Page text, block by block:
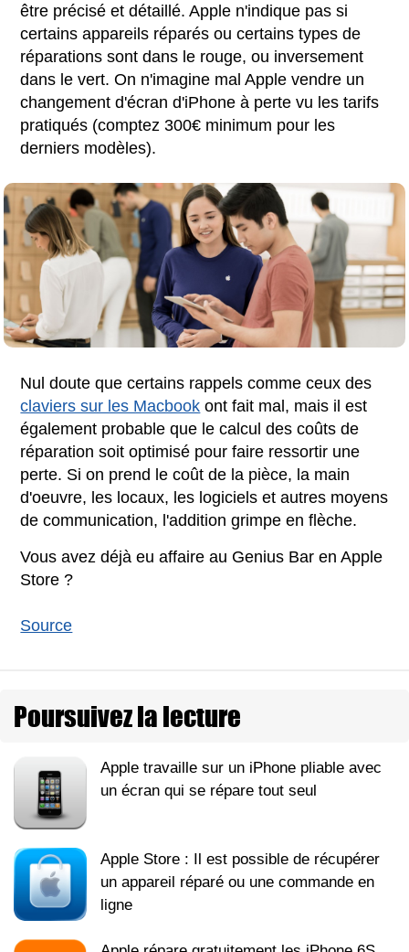
être précisé et détaillé. Apple n'indique pas si
certains appareils réparés ou certains types de
réparations sont dans le rouge, ou inversement
dans le vert. On n'imagine mal Apple vendre un
changement d'écran d'iPhone à perte vu les tarifs
pratiqués (comptez 300€ minimum pour les
derniers modèles).
Nul doute que certains rappels comme ceux des
claviers sur les Macbook ont fait mal, mais il est
également probable que le calcul des coûts de
réparation soit optimisé pour faire ressortir une
perte. Si on prend le coût de la pièce, la main
d'oeuvre, les locaux, les logiciels et autres moyens
de communication, l'addition grimpe en flèche.
Vous avez déjà eu affaire au Genius Bar en Apple
Store ?
Source
Poursuivez la lecture
Apple travaille sur un iPhone pliable avec
un écran qui se répare tout seul
Apple Store : Il est possible de récupérer
un appareil réparé ou une commande en
ligne